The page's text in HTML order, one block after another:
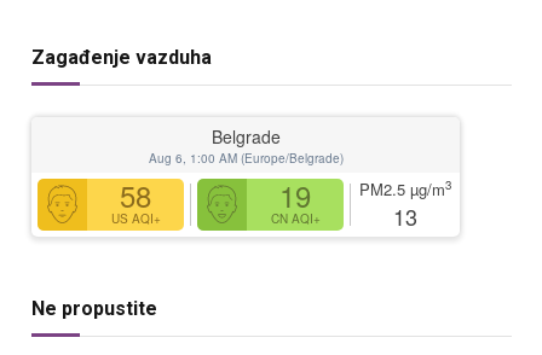
Zagađenje vazduha
Belgrade
Aug 6, 1:00 AM (Europe/Belgrade)
58
US AQI+
19
CN AQI+
PM2.5 µg/m3
13
Ne propustite